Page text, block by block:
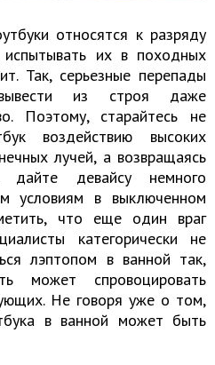
относятся к разряду
испытывать их в походных
Так, серьезные перепады
из строя даже
Поэтому, старайтесь не
воздействию высоких
лучей, а возвращаясь
девайсу немного
условиям в выключенном
что еще один враг
категорически не
лэптопом в ванной так,
может спровоцировать
Не говоря уже о том,
в ванной может быть